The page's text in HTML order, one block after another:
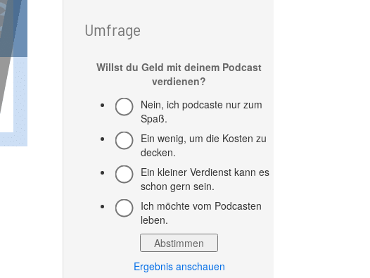
Umfrage
Willst du Geld mit deinem Podcast
verdienen?
Nein, ich podcaste nur zum
Spaß.
Ein wenig, um die Kosten zu
decken.
Ein kleiner Verdienst kann es
schon gern sein.
Ich möchte vom Podcasten
leben.
Ergebnis anschauen